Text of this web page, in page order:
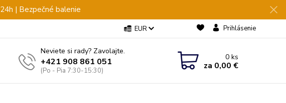
| Bezpečné balenie
EUR Prihlásenie
Neviete si rady? Zavolajte.
+421 908 861 051
(Po - Pia 7:30-15:30)
0ks
za 0,00 €